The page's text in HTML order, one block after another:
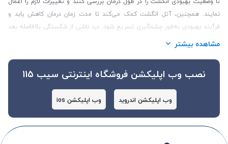
نمایند. همچنین، آتل انگشت کمک می‌کند تا مدت زمان درمان کاهش یابد و
فرآیند بهبودی به‌طور چشمگیری تسریع شود. درد ناشی از شکستگی بلافاصله بعد
از بستن آتل کاهش می‌یابد، زیرا آتل به ثابت نگه داشتن انگشت در موقعیت
می‌تواند با آن در فعالیت‌های روزمره خود راحت‌تر عمل کند. در این صفحه محصول
سایت سیب 115، می‌توانید به خرید آتل انگشت دست بپردازید.
نکات قبل از خرید آتل انگشت دست
مشاهده بیشتر
نصب وب اپلیکشن فروشگاه اینترنتی سیب 115
وب اپلیکشن اندروید وب اپلیکشن ios